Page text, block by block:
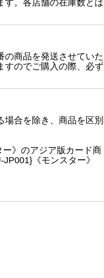
す。各店舗の在庫数とは
の商品を発送させていた
すのでご購入の際、必ず
合を除き、商品を区別
》のアジア版カード商
《モンスター》